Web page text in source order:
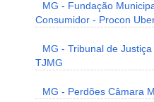
MG - Fundação
Consumidor - Procon
MG - Tribunal de
TJMG
MG - Perdões Câmara